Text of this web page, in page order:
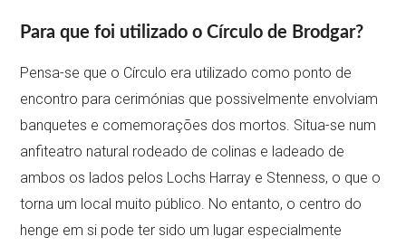
Para que foi utilizado o Círculo de Brodgar?
Pensa-se que o Círculo era utilizado como ponto de
encontro para cerimónias que possivelmente envolviam
banquetes e comemorações dos mortos. Situa-se num
anfiteatro natural rodeado de colinas e ladeado de
ambos os lados pelos Lochs Harray e Stenness, o que o
torna um local muito público. No entanto, o centro do
henge em si pode ter sido um lugar especialmente